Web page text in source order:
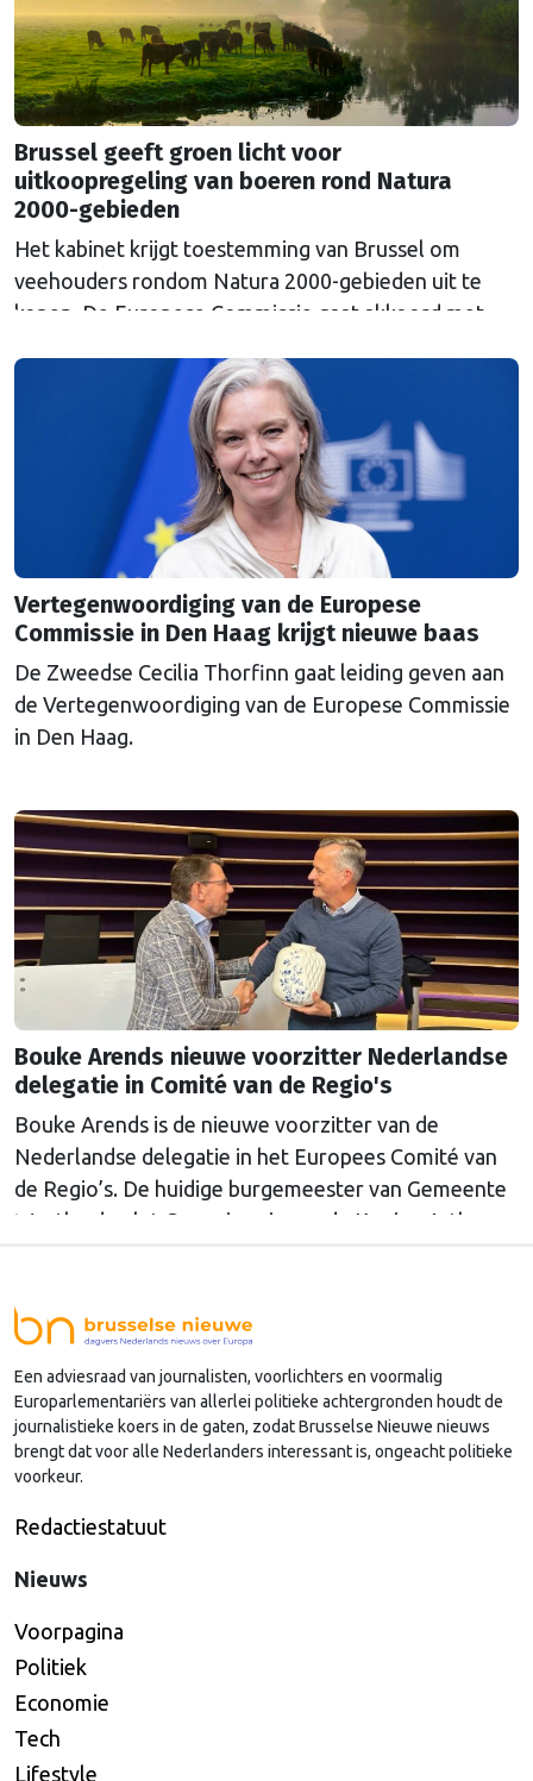
Brussel geeft groen licht voor
uitkoopregeling van boeren rond Natura
2000-gebieden
Het kabinet krijgt toestemming van Brussel om
veehouders rondom Natura 2000-gebieden uit te
kopen. De Europese Commissie gaat akkoord met
Vertegenwoordiging van de Europese
Commissie in Den Haag krijgt nieuwe baas
De Zweedse Cecilia Thorfinn gaat leiding geven aan
de Vertegenwoordiging van de Europese Commissie
in Den Haag.
Bouke Arends nieuwe voorzitter Nederlandse
delegatie in Comité van de Regio's
Bouke Arends is de nieuwe voorzitter van de
Nederlandse delegatie in het Europees Comité van
de Regio’s. De huidige burgemeester van Gemeente
Westland volgt Commissaris van de Koning Arthur
Nederlandse regio’s behoorlijk succesvol in hun
lobby in Brussel, en dat komt vooral omdat …
Continued
Een adviesraad van journalisten, voorlichters en voormalig
Europarlementariërs van allerlei politieke achtergronden houdt de
journalistieke koers in de gaten, zodat Brusselse Nieuwe nieuws
brengt dat voor alle Nederlanders interessant is, ongeacht politieke
voorkeur.
Redactiestatuut
Nieuws
Voorpagina
Politiek
Economie
Tech
Lifestyle